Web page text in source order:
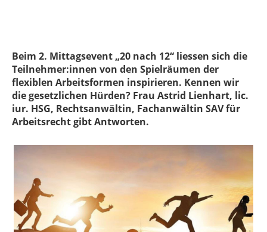
Beim 2. Mittagsevent „20 nach 12“ liessen sich die
Teilnehmer:innen von den Spielräumen der
flexiblen Arbeitsformen inspirieren. Kennen wir
die gesetzlichen Hürden? Frau Astrid Lienhart, lic.
iur. HSG, Rechtsanwältin, Fachanwältin SAV für
Arbeitsrecht gibt Antworten.